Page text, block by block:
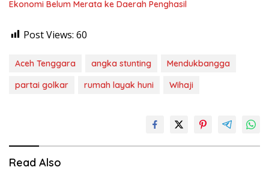
Ekonomi Belum Merata ke Daerah Penghasil
Post Views: 60
Aceh Tenggara angka stunting
Mendukbangga
partai golkar
rumah layak huni Wihaji
Read Also